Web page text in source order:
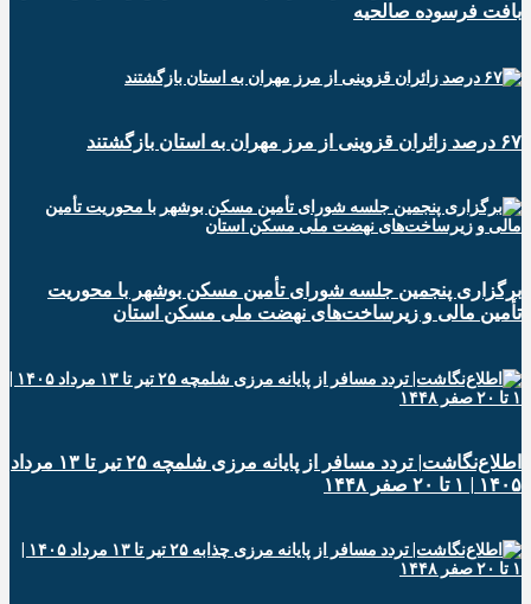
بافت فرسوده صالحیه
۶۷ درصد زائران قزوینی از مرز مهران به استان بازگشتند
برگزاری پنجمین جلسه شورای تأمین مسکن بوشهر با محوریت
تأمین مالی و زیرساخت‌های نهضت ملی مسکن استان
اطلاع‌نگاشت| تردد مسافر از پایانه‌ مرزی شلمچه ۲۵ تیر تا ۱۳ مرداد
۱۴۰۵ | ۱ تا ۲۰ صفر ۱۴۴۸